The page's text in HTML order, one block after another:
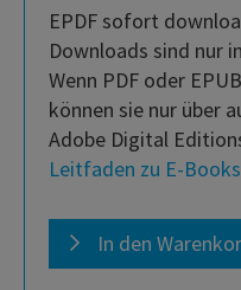
EPDF sofort
Downloads sind nur
Wenn PDF oder
können sie nur über
Adobe Digital
Leitfaden zu E-Books
In den